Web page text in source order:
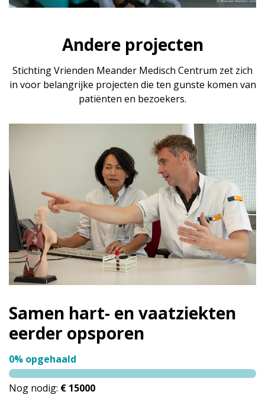
Andere projecten
Stichting Vrienden Meander Medisch Centrum zet zich
in voor belangrijke projecten die ten gunste komen van
patiënten en bezoekers.
Samen hart- en vaatziekten
eerder opsporen
0% opgehaald
Nog nodig: € 15000